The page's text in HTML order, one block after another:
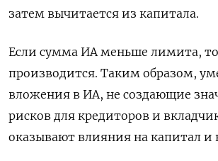
затем вычитается из капитала.
Если сумма ИА меньше лимита,
производится. Таким образом,
вложения в ИА, не создающие
рисков для кредиторов и
оказывают влияния на капитал и